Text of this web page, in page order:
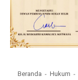
Beranda Hukum